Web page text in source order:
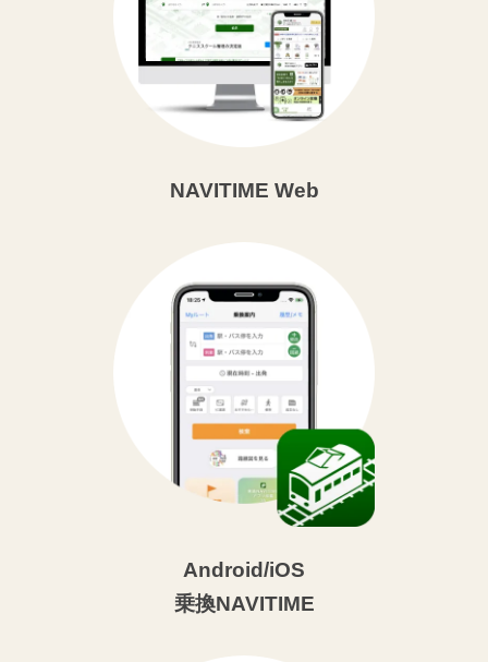
NAVITIME Web
Android/iOS
乗換NAVITIME